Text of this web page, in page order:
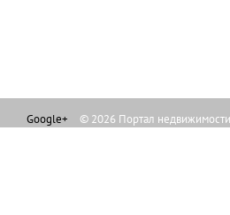
Google+ © 2026 Портал